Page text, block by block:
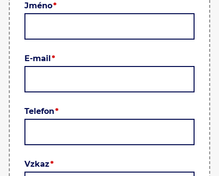
Jméno
E-mail
Telefon
Vzkaz